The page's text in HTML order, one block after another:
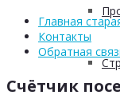
Главная
Контакты
Обратная
Счётчик